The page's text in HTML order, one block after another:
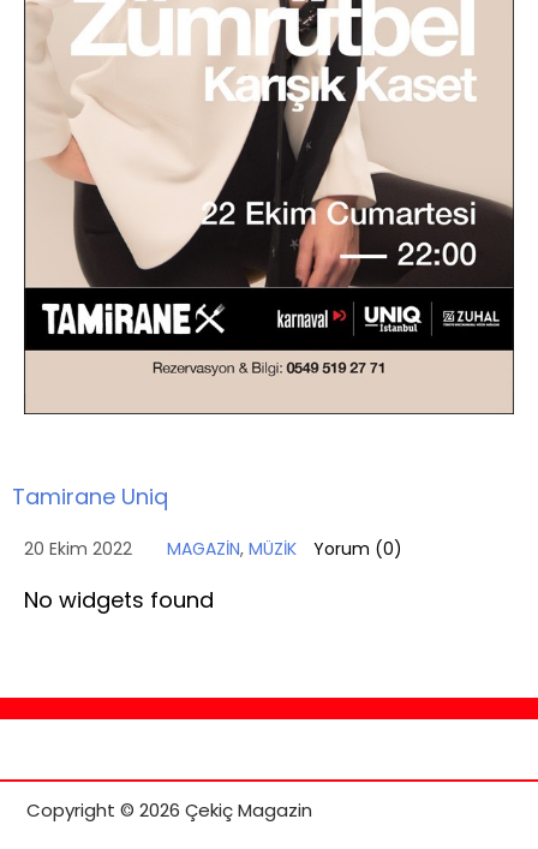
Tamirane Uniq
20 Ekim 2022 MAGAZİN, MÜZİK Yorum (0)
No widgets found
Copyright © 2026 Çekiç Magazin